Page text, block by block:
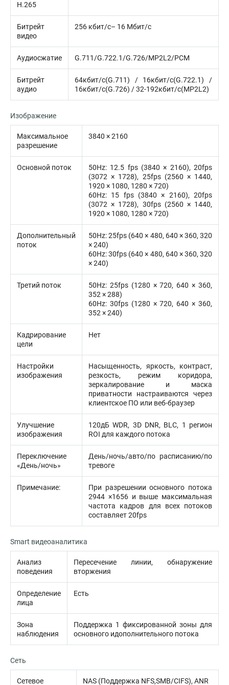
H.265
Битрейт
видео
256 кбит/с– 16 Мбит/с
Аудиосжатие G.711/G.722.1/G.726/MP2L2/PCM
Битрейт
аудио
64кбит/с(G.711) / 16кбит/с(G.722.1) /
16кбит/с(G.726) / 32-192кбит/с(MP2L2)
Изображение
Максимальное
разрешение
3840 × 2160
Основной поток
50Hz: 12.5 fps (3840 × 2160), 20fps
(3072 × 1728), 25fps (2560 × 1440,
1920 × 1080, 1280 × 720)
60Hz: 15 fps (3840 × 2160), 20fps
(3072 × 1728), 30fps (2560 × 1440,
1920 × 1080, 1280 × 720)
Дополнительный
поток
50Hz: 25fps (640 × 480, 640 × 360, 320
× 240)
60Hz: 30fps (640 × 480, 640 × 360, 320
× 240)
Третий поток
50Hz: 25fps (1280 × 720, 640 × 360,
352 × 288)
60Hz: 30fps (1280 × 720, 640 × 360,
352 × 240)
Кадрирование
цели
Нет
Настройки
изображения
Насыщенность, яркость, контраст,
резкость, режим коридора,
зеркалирование и маска
приватности настраиваются через
клиентское ПО или веб-браузер
Улучшение
изображения
120дБ WDR, 3D DNR, BLC, 1 регион
ROI для каждого потока
Переключение
«День/ночь»
День/ночь/авто/по расписанию/по
тревоге
Примечание:
При разрешении основного потока
2944 ×1656 и выше максимальная
частота кадров для всех потоков
составляет 20fps
Smart видеоаналитика
Анализ
поведения
Пересечение линии, обнаружение
вторжения
Определение
лица
Есть
Зона
наблюдения
Поддержка 1 фиксированной зоны для
основного идополнительного потока
Сеть
Сетевое NAS (Поддержка NFS,SMB/CIFS), ANR